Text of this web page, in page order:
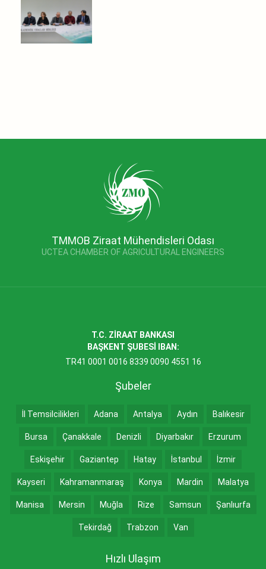
TMMOB Ziraat Mühendisleri Odası
UCTEA CHAMBER OF AGRICULTURAL ENGINEERS
T.C. ZİRAAT BANKASI
BAŞKENT ŞUBESİ IBAN:
TR41 0001 0016 8339 0090 4551 16
Şubeler
İl Temsilcilikleri Adana Antalya Aydın Balıkesir
Bursa Çanakkale Denizli Diyarbakır Erzurum
Eskişehir Gaziantep Hatay İstanbul İzmir
Kayseri Kahramanmaraş Konya Mardin Malatya
Manisa Mersin Muğla Rize Samsun Şanlıurfa
Tekirdağ Trabzon Van
Hızlı Ulaşım